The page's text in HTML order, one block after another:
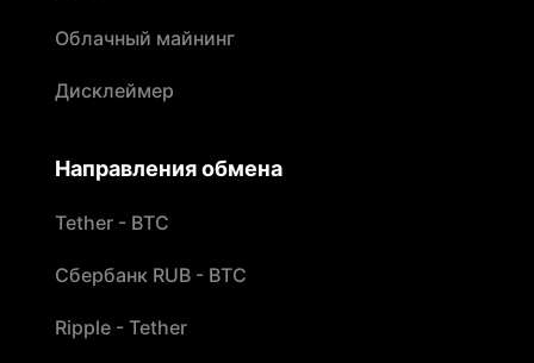
Облачный майнинг
Дисклеймер
Направления обмена
Tether - BTC
Сбербанк RUB - BTC
Ripple - Tether